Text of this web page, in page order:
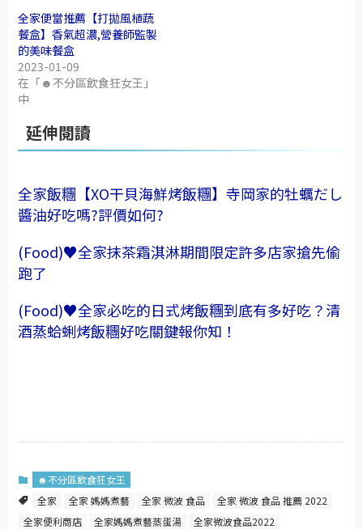
全家便當推薦【打拋風植蔬
餐盒】香氣超濃,營養師監製
的美味餐盒
2023-01-09
在「☻不分區飲食狂女王」
中
延伸閱讀
全家飯糰【XO干貝海鮮烤飯糰】寺岡家的牡蠣だし
醬油好吃嗎?評價如何?
(Food)♥全家抹茶霜淇淋期間限定許多店家搶先偷
跑了
(Food)♥全家必吃的日式烤飯糰到底有多好吃？清
酒蒸蛤蜊烤飯糰好吃關鍵報你知！
☻不分區飲食狂女王
全家
全家 媽媽煮藝 全家 微波 食品
全家 微波 食品 推薦 2022
全家便利商店
全家媽媽煮藝蒸蛋湯
全家微波食品2022